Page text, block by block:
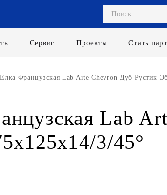
Сервис Проекты Стать
Французская Lab Arte Chevron Дуб Рустик
Lab
3/45°